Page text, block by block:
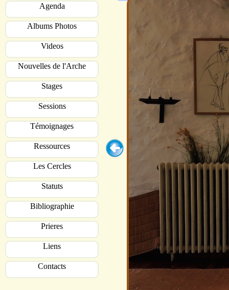
Agenda
Albums Photos
Videos
Nouvelles de l'Arche
Stages
Sessions
Témoignages
Ressources
Les Cercles
Statuts
Bibliographie
Prieres
Liens
Contacts